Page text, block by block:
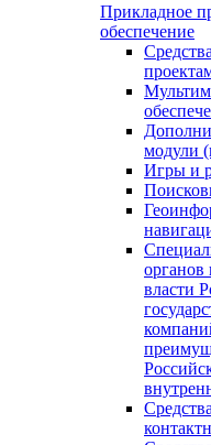
Прикладное
обеспечение
модули
Игры и
органов
власти